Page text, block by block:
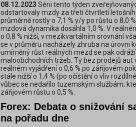
08.12.2023 Sérii tento týden
odstartovaly mzdy za třetí čtvrtletí
průměrně rostly o 7,1 % y/y po růstu o 8,0
mzdová dynamika dosáhla 1,0 %. V
o 0,8 % nižší, v mezikvartálním srovnání
se v průměru nacházely zhruba na úrovni
umírněný růst reálných mezd se pak
maloobchodních tržeb. Ty bez prodejů aut
reálném vyjádření o 0,6 % po zářijovém
stále nižší o 1,4 % (po očištění o vliv
vůbec se nedařilo tuzemským službám,
zářijovém růstu o 0,5 %.
Forex: Debata o snižování
na pořadu dne